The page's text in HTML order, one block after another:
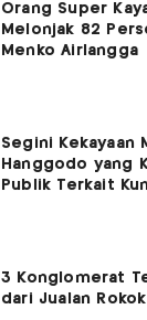
Orang Super
Melonjak 82
Menko Airlangga
Segini Kekayaan
Hanggodo yang
Publik Terkait
3 Konglomerat
dari Jualan Rokok